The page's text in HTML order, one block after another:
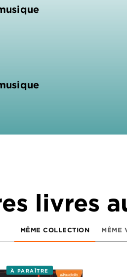
livres
MÊME COLLECTION MÊME
À PARAÎTRE